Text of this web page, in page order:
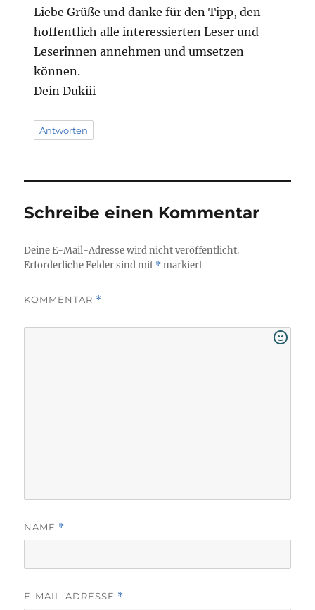
Liebe Grüße und danke für den Tipp, den
hoffentlich alle interessierten Leser und
Leserinnen annehmen und umsetzen
können.
Dein Dukiii
Antworten
Schreibe einen Kommentar
Deine E-Mail-Adresse wird nicht veröffentlicht.
Erforderliche Felder sind mit *markiert
KOMMENTAR *
NAME *
E-MAIL-ADRESSE *